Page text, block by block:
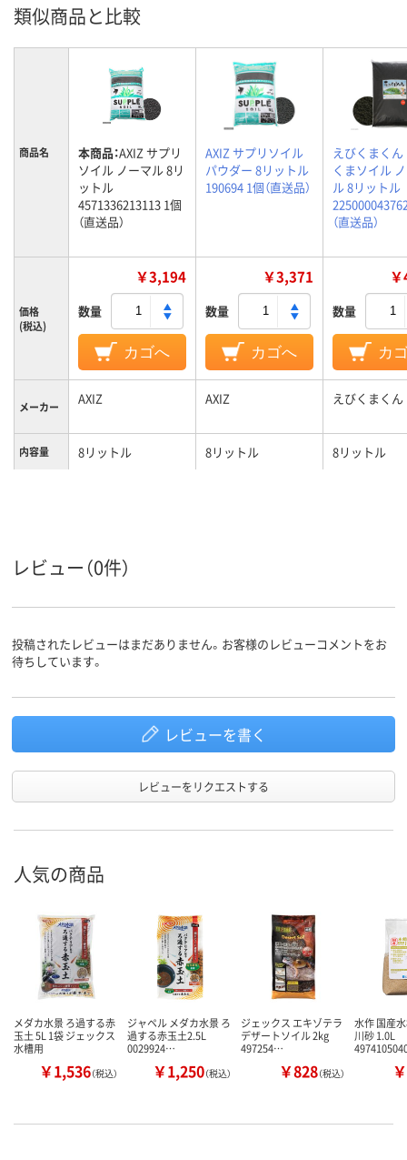
類似商品と比較
商品名 本商品：AXIZ サプリ
ソイル ノーマル 8リ
ットル
4571336213113 1個
（直送品）
AXIZ サプリソイル
パウダー 8リットル
190694 1個（直送品）
えびくまくん
くまソイル
ル 8リットル
（直送品）
価格
(税込)
￥3,194
数量
カゴへ
￥3,371
数量
カゴへ
数量
カ
メーカー AXIZ AXIZ えびくまくん
内容量 8リットル 8リットル 8リットル
レビュー（0件）
投稿されたレビューはまだありません。お客様のレビューコメントをお
待ちしています。
レビューを書く
レビューをリクエストする
人気の商品
メダカ水景 ろ過する赤
玉土 5L 1袋 ジェックス
水槽用
￥1,536（税込）
ジャペル メダカ水景 ろ
過する赤玉土2.5L
0029924…
￥1,250（税込）
ジェックス エキゾテラ
デザートソイル 2kg
497254…
￥828（税込）
水作 国産
川砂 1.0L